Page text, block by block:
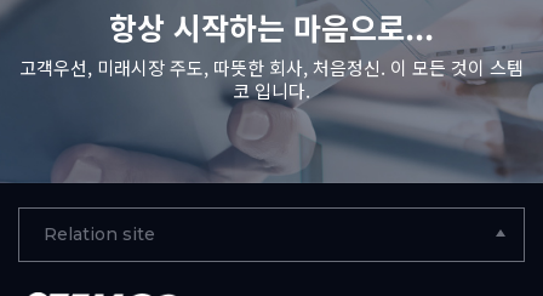
항상 시작하는 마음으로...
고객우선, 미래시장 주도, 따뜻한 회사, 처음정신. 이 모든 것이 스템
코 입니다.
Relation site